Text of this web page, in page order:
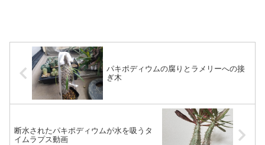
パキポディウムの腐りとラメリーへの接
ぎ木
断水されたパキポディウムが水を吸うタ
イムラプス動画